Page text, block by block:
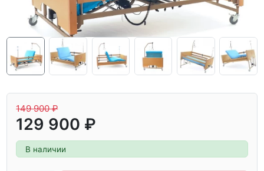
149 900 ₽
129 900 ₽
В наличии